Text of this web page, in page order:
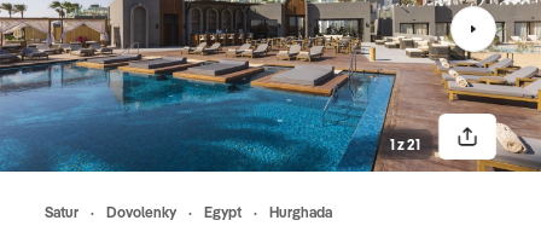
Satur Dovolenky Egypt Hurghada
1 z 21